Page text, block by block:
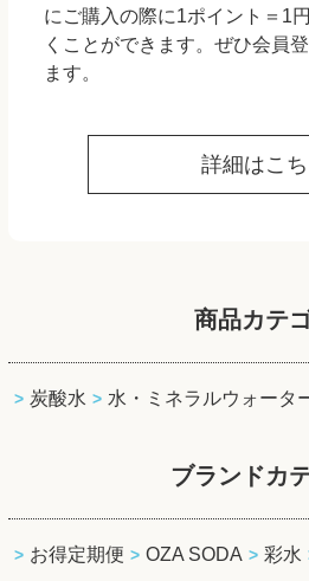
にご購入の際に1ポイント＝1
くことができます。ぜひ会員
ます。
詳細はこち
商品カテ
炭酸水 水・ミネラルウォータ
ブランドカ
お得定期便 OZA SODA 彩水